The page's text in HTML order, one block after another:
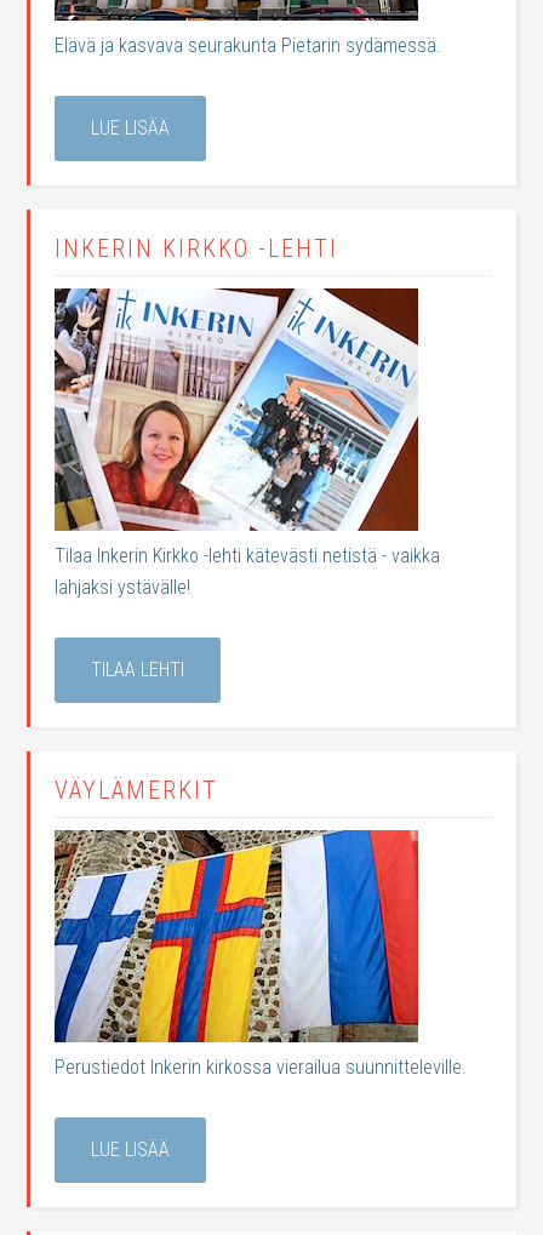
Elävä ja kasvava seurakunta Pietarin sydämessä.
LUE LISÄÄ
INKERIN KIRKKO -LEHTI
Tilaa Inkerin Kirkko -lehti kätevästi netistä - vaikka
lahjaksi ystävälle!
TILAA LEHTI
VÄYLÄMERKIT
Perustiedot Inkerin kirkossa vierailua suunnitteleville.
LUE LISÄÄ